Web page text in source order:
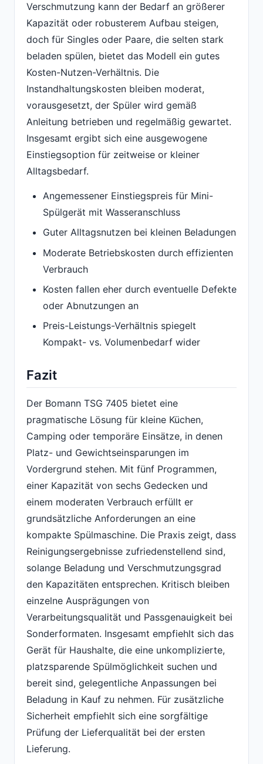
Verschmutzung kann der Bedarf an größerer
Kapazität oder robusterem Aufbau steigen,
doch für Singles oder Paare, die selten stark
beladen spülen, bietet das Modell ein gutes
Kosten-Nutzen-Verhältnis. Die
Instandhaltungskosten bleiben moderat,
vorausgesetzt, der Spüler wird gemäß
Anleitung betrieben und regelmäßig gewartet.
Insgesamt ergibt sich eine ausgewogene
Einstiegsoption für zeitweise or kleiner
Alltagsbedarf.
Angemessener Einstiegspreis für Mini-
Spülgerät mit Wasseranschluss
Guter Alltagsnutzen bei kleinen Beladungen
Moderate Betriebskosten durch effizienten
Verbrauch
Kosten fallen eher durch eventuelle Defekte
oder Abnutzungen an
Preis-Leistungs-Verhältnis spiegelt
Kompakt- vs. Volumenbedarf wider
Fazit
Der Bomann TSG 7405 bietet eine
pragmatische Lösung für kleine Küchen,
Camping oder temporäre Einsätze, in denen
Platz- und Gewichtseinsparungen im
Vordergrund stehen. Mit fünf Programmen,
einer Kapazität von sechs Gedecken und
einem moderaten Verbrauch erfüllt er
grundsätzliche Anforderungen an eine
kompakte Spülmaschine. Die Praxis zeigt, dass
Reinigungsergebnisse zufriedenstellend sind,
solange Beladung und Verschmutzungsgrad
den Kapazitäten entsprechen. Kritisch bleiben
einzelne Ausprägungen von
Verarbeitungsqualität und Passgenauigkeit bei
Sonderformaten. Insgesamt empfiehlt sich das
Gerät für Haushalte, die eine unkomplizierte,
platzsparende Spülmöglichkeit suchen und
bereit sind, gelegentliche Anpassungen bei
Beladung in Kauf zu nehmen. Für zusätzliche
Sicherheit empfiehlt sich eine sorgfältige
Prüfung der Lieferqualität bei der ersten
Lieferung.